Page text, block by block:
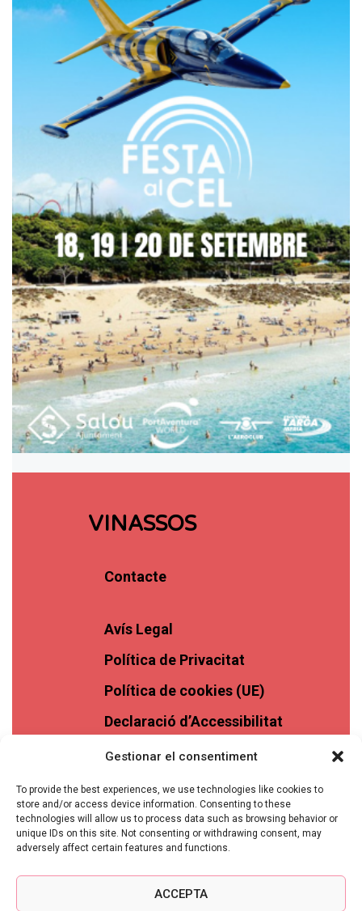
Gestionar el consentiment
To provide the best experiences, we use technologies like cookies to
store and/or access device information. Consenting to these
technologies will allow us to process data such as browsing behavior or
unique IDs on this site. Not consenting or withdrawing consent, may
adversely affect certain features and functions.
ACCEPTA
VINASSOS
Contacte
Avís Legal
Política de Privacitat
Política de cookies (UE)
Declaració d’Accessibilitat